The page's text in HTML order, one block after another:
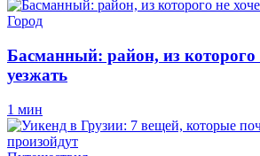
Город
Басманный: район, из которого
уезжать
1 мин